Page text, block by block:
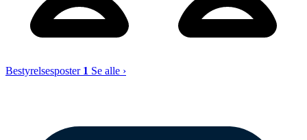
Bestyrelsesposter 1 Se alle ›